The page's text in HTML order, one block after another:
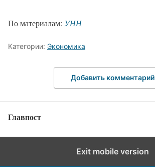
По материалам: УНН
Категории: Экономика
Добавить комментарий
Главпост
Exit mobile version